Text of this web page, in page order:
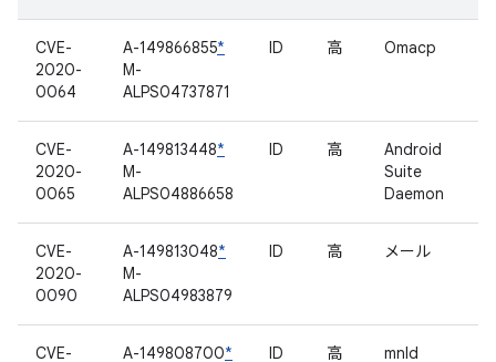
CVE-
2020-
0064
A-149866855*
M-
ALPS04737871
ID 高 Omacp
CVE-
2020-
0065
A-149813448*
M-
ALPS04886658
ID 高
Android
Suite
Daemon
CVE-
2020-
0090
A-149813048*
M-
ALPS04983879
ID 高 メール
CVE- A-149808700* ID 高 mnld